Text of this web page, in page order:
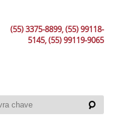
(55) 3375-8899, (55) 99118-
5145, (55) 99119-9065